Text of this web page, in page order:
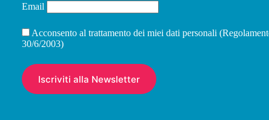
Email
Acconsento al trattamento dei miei dati personali
30/6/2003)